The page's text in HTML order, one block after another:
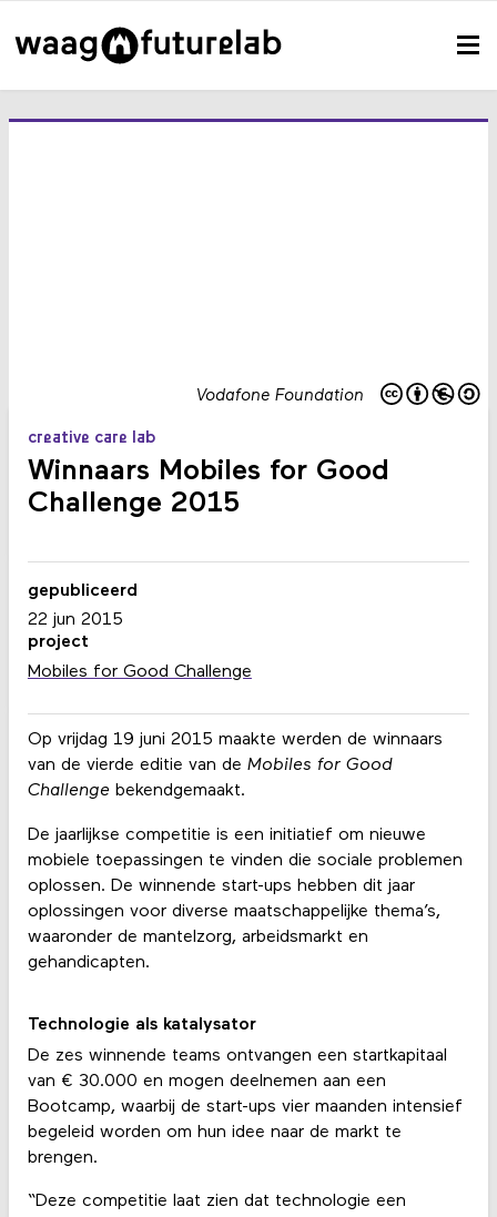
Vodafone Foundation
creative care lab
Winnaars Mobiles for Good
Challenge 2015
Op vrijdag 19 juni 2015 maakte werden de winnaars
van de vierde editie van de Mobiles for Good
Challengebekendgemaakt.
De jaarlijkse competitie is een initiatief om nieuwe
mobiele toepassingen te vinden die sociale problemen
oplossen. De winnende start-ups hebben dit jaar
oplossingen voor diverse maatschappelijke thema’s,
waaronder de mantelzorg, arbeidsmarkt en
gehandicapten.
Technologie als katalysator
De zes winnende teams ontvangen een startkapitaal
van € 30.000 en mogen deelnemen aan een
Bootcamp, waarbij de start-ups vier maanden intensief
begeleid worden om hun idee naar de markt te
brengen.
“Deze competitie laat zien dat technologie een
gepubliceerd
22 jun 2015
project
Mobiles for Good Challenge